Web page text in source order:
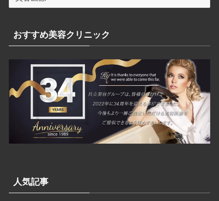
テ
リ
ー
おすすめ美容クリニック
人気記事